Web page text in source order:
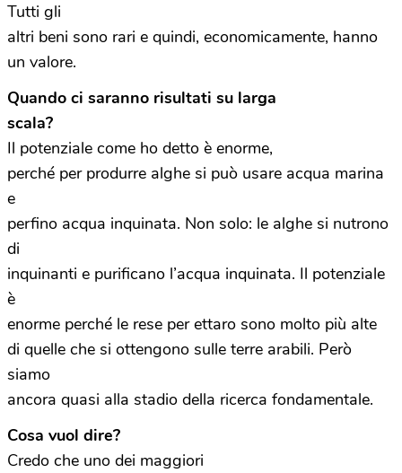
Tutti gli
altri beni sono rari e quindi, economicamente, hanno
un valore.
Quando ci saranno risultati su larga
scala?
Il potenziale come ho detto è enorme,
perché per produrre alghe si può usare acqua marina
e
perfino acqua inquinata. Non solo: le alghe si nutrono
di
inquinanti e purificano l’acqua inquinata. Il potenziale
è
enorme perché le rese per ettaro sono molto più alte
di quelle che si ottengono sulle terre arabili. Però
siamo
ancora quasi alla stadio della ricerca fondamentale.
Cosa vuol dire?
Credo che uno dei maggiori